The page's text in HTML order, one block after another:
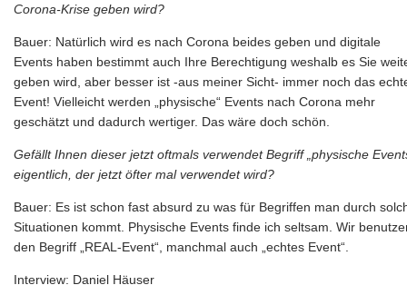
Corona-Krise geben wird?
Bauer: Natürlich wird es nach Corona beides geben und digitale
Events haben bestimmt auch Ihre Berechtigung weshalb es Sie
geben wird, aber besser ist -aus meiner Sicht- immer noch das
Event! Vielleicht werden „physische“ Events nach Corona mehr
geschätzt und dadurch wertiger. Das wäre doch schön.
Gefällt Ihnen dieser jetzt oftmals verwendet Begriff „physische
eigentlich, der jetzt öfter mal verwendet wird?
Bauer: Es ist schon fast absurd zu was für Begriffen man durch
Situationen kommt. Physische Events finde ich seltsam. Wir
den Begriff „REAL-Event“, manchmal auch „echtes Event“.
Interview: Daniel Häuser